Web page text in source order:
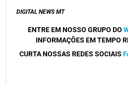
DIGITAL NEWS MT
ENTRE EM NOSSO GRUPO DO
INFORMAÇÕES EM TEMPO
CURTA NOSSAS REDES SOCIAIS